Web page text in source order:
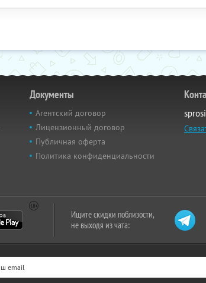
Документы
Агентский договор
Лицензионный договор
Публичная оферта
Политика конфиденциальности
Ищите скидки поблизости,
не выходя из чата: